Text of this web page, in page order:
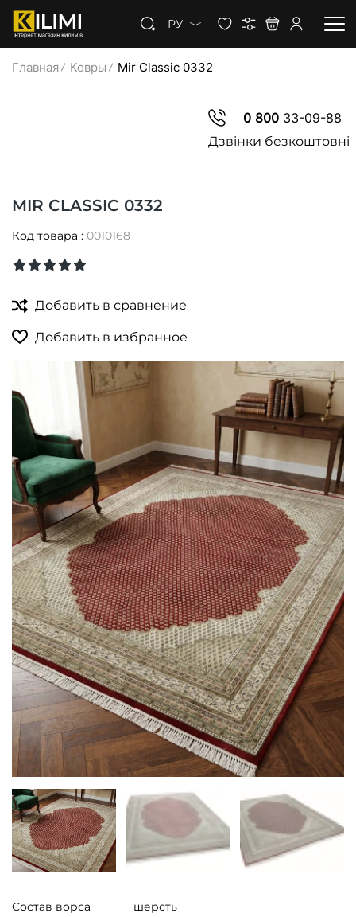
РУ
Главная Ковры Mir Classic 0332
0 80033-09-88
Дзвінки безкоштовні
MIR CLASSIC 0332
Код товара : 0010168
Добавить в сравнение
Добавить в избранное
Состав ворса
шерсть